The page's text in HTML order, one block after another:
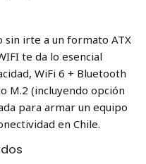
sin irte a un formato ATX
te da lo esencial
WiFi 6 + Bluetooth
M.2 (incluyendo opción
para armar un equipo
en Chile.